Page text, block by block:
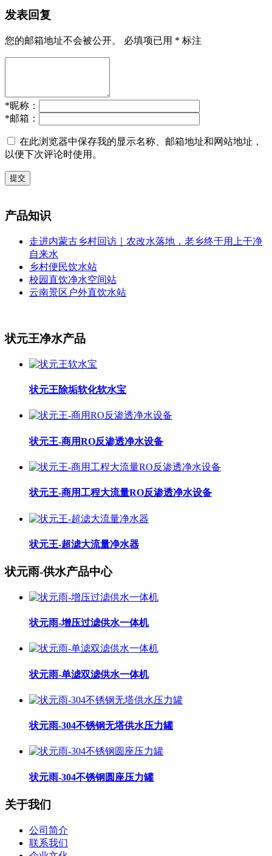
发表回复
您的邮箱地址不会被公开。 必填项已用 * 标注
*昵称：
*邮箱：
在此浏览器中保存我的显示名称、邮箱地址和网站地址，
以便下次评论时使用。
提交
产品知识
走进内蒙古乡村回访｜农改水落地，老乡终于用上干净
自来水
乡村便民饮水站
校园直饮净水空间站
云南景区户外直饮水站
状元王净水产品
状元王除垢软化软水宝
状元王-商用RO反渗透净水设备
状元王-商用工程大流量RO反渗透净水设备
状元王-超滤大流量净水器
状元雨-供水产品中心
状元雨-增压过滤供水一体机
状元雨-单滤双滤供水一体机
状元雨-304不锈钢无塔供水压力罐
状元雨-304不锈钢圆座压力罐
关于我们
公司简介
联系我们